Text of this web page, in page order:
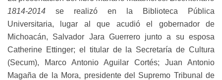
1814-2014 se realizó en la Biblioteca Pública
Universitaria, lugar al que acudió el gobernador de
Michoacán, Salvador Jara Guerrero junto a su esposa
Catherine Ettinger; el titular de la Secretaría de Cultura
(Secum), Marco Antonio Aguilar Cortés; Juan Antonio
Magaña de la Mora, presidente del Supremo Tribunal de